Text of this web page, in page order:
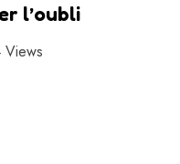
l’oubli
Views